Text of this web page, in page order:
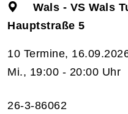
Wals - VS Wals
Hauptstraße 5
10 Termine,
Mi., 19:00 - 20:00 Uhr
26-3-86062